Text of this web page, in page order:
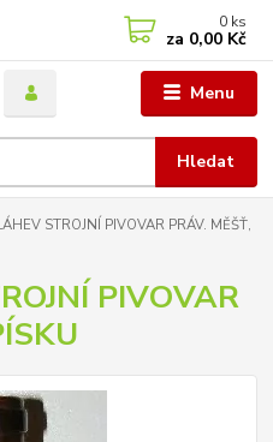
Menu
Hledat
0 ks
za 0,00 Kč
STROJNÍ PIVOVAR PRÁV. MĚŠŤ,
PIVOVAR